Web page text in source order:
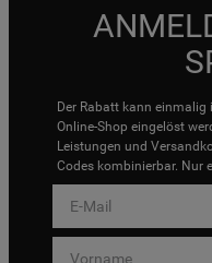
Der Rabatt kann
Online-Shop eingelöst
Leistungen und
Codes kombinierbar. Nur